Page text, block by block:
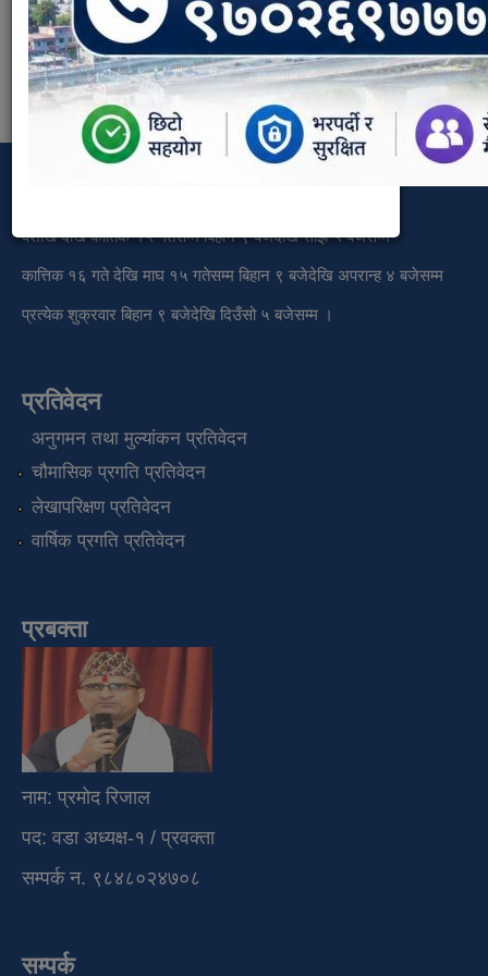
वैशाख देखि कार्तिक १५ गतेसम्म बिहान ९ बजेदेखि साँझ ५ बजेसम्म
कात्तिक १६ गते देखि माघ १५ गतेसम्म बिहान ९ बजेदेखि अपरान्ह ४ बजेसम्म
प्रत्येक शुक्रवार बिहान ९ बजेदेखि दिउँसो ५ बजेसम्म ।
प्रतिवेदन
अनुगमन तथा मुल्यांकन प्रतिवेदन
चौमासिक प्रगति प्रतिवेदन
लेखापरिक्षण प्रतिवेदन
वार्षिक प्रगति प्रतिवेदन
प्रबक्ता
नाम: प्रमोद रिजाल
पद: वडा अध्यक्ष-१ / प्रवक्ता
सम्पर्क न. ९८४८०२४७०८
सम्पर्क